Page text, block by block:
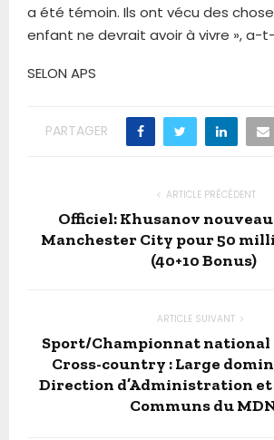
a été témoin. Ils ont vécu des
enfant ne devrait avoir à vivre », a-
SELON APS
PARTAGER
ARTICLE PRÉCÉDENT
Officiel: Khusanov
Manchester City pour 50
(40+10 Bonus)
ARTICLE SUIVANT
Sport/Championnat
Cross-country : Large
Direction d’Administration et
Communs du